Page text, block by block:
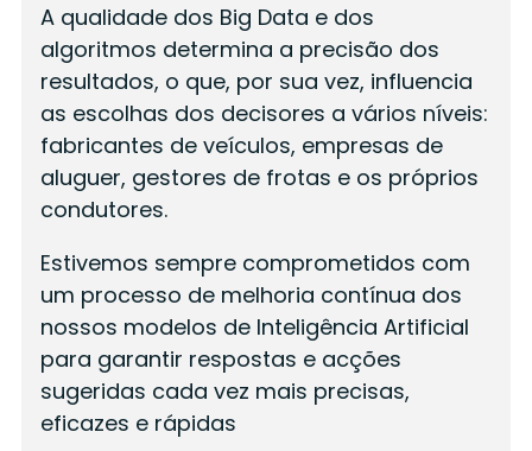
A qualidade dos Big Data e dos
algoritmos determina a precisão dos
resultados, o que, por sua vez, influencia
as escolhas dos decisores a vários níveis:
fabricantes de veículos, empresas de
aluguer, gestores de frotas e os próprios
condutores.
Estivemos sempre comprometidos com
um processo de melhoria contínua dos
nossos modelos de Inteligência Artificial
para garantir respostas e acções
sugeridas cada vez mais precisas,
eficazes e rápidas